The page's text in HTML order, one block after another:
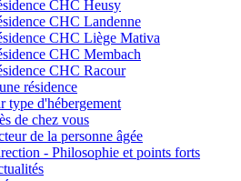
CHC Heusy
CHC Landenne
CHC Liège Mativa
CHC Membach
CHC Racour
résidence
type d'hébergement
de chez vous
de la personne âgée
- Philosophie et points forts